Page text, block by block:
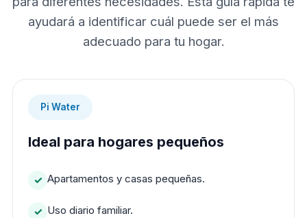
ayudará a identificar cuál puede ser el más
adecuado para tu hogar.
Pi Water
Ideal para hogares pequeños
Apartamentos y casas pequeñas.
Uso diario familiar.